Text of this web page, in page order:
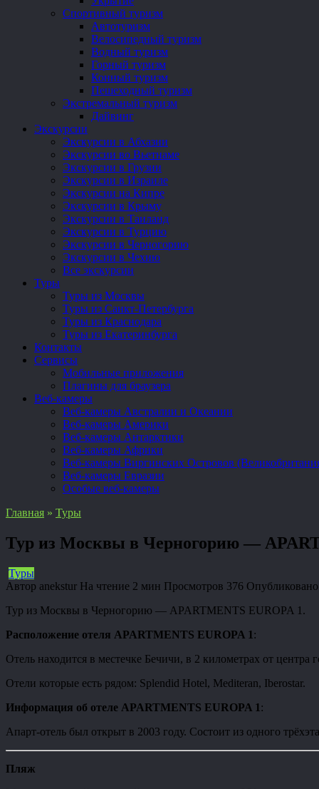
Спортивный туризм
Автотуризм
Велосипедный туризм
Водный туризм
Горный туризм
Конный туризм
Пешеходный туризм
Экстремальный туризм
Дайвинг
Экскурсии
Экскурсии в Абхазии
Экскурсии во Вьетнаме
Экскурсии в Грузии
Экскурсии в Израиле
Экскурсии на Кипре
Экскурсии в Крыму
Экскурсии в Таиланд
Экскурсии в Турцию
Экскурсии в Черногорию
Экскурсии в Чехию
Все экскурсии
Туры
Туры из Москвы
Туры из Санкт-Петербурга
Туры из Краснодара
Туры из Екатеринбурга
Контакты
Сервисы
Мобильные приложения
Плагины для браузера
Веб-камеры
Веб-камеры Австралии и Океании
Веб-камеры Америки
Веб-камеры Антарктики
Веб-камеры Африки
Веб-камеры Виргинских Островов
Веб-камеры Евразии
Особые веб-камеры
Главная » Туры
Тур из Москвы в Черногорию —
Туры
Автор anekstur На чтение 2 мин Просмотров 376 Опубликовано
Тур из Москвы в Черногорию — APARTMENTS EUROPA 1.
Расположение отеля APARTMENTS EUROPA 1 :
Отель находится в местечке Бечичи, в 2 километрах от центра
Отели которые есть рядом: Splendid Hotel, Mediteran, Iberostar.
Информация об отеле APARTMENTS EUROPA 1 :
Апарт-отель был открыт в 2003 году. Состоит из одного
Пляж